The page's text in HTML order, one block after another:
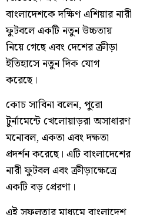
বাংলাদেশকে দক্ষিণ এশিয়ার নারী
ফুটবলে একটি নতুন উচ্চতায়
নিয়ে গেছে এবং দেশের ক্রীড়া
ইতিহাসে নতুন দিক যোগ
করেছে।
কোচ সাবিনা বলেন, পুরো
টুর্নামেন্টে খেলোয়াড়রা অসাধারণ
মনোবল, একতা এবং দক্ষতা
প্রদর্শন করেছে। এটি বাংলাদেশের
নারী ফুটবল এবং ক্রীড়াক্ষেত্রে
একটি বড় প্রেরণা।